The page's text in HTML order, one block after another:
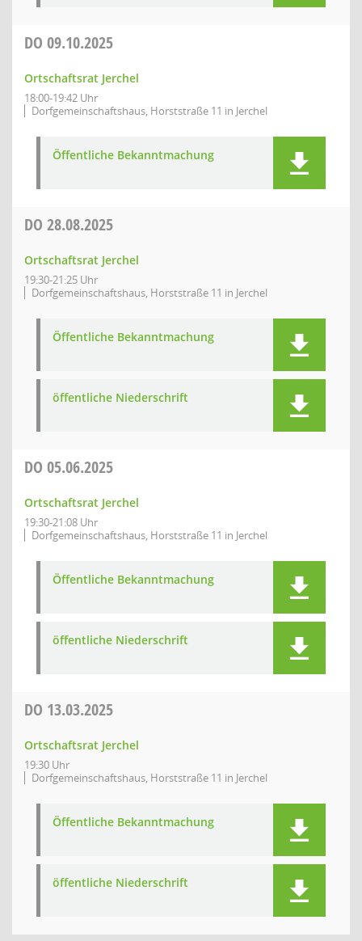
DO 09.10.2025
Ortschaftsrat Jerchel
18:00-19:42 Uhr
Dorfgemeinschaftshaus, Horststraße 11 in Jerchel
Öffentliche Bekanntmachung
DO 28.08.2025
Ortschaftsrat Jerchel
19:30-21:25 Uhr
Dorfgemeinschaftshaus, Horststraße 11 in Jerchel
Öffentliche Bekanntmachung
öffentliche Niederschrift
DO 05.06.2025
Ortschaftsrat Jerchel
19:30-21:08 Uhr
Dorfgemeinschaftshaus, Horststraße 11 in Jerchel
Öffentliche Bekanntmachung
öffentliche Niederschrift
DO 13.03.2025
Ortschaftsrat Jerchel
19:30 Uhr
Dorfgemeinschaftshaus, Horststraße 11 in Jerchel
Öffentliche Bekanntmachung
öffentliche Niederschrift